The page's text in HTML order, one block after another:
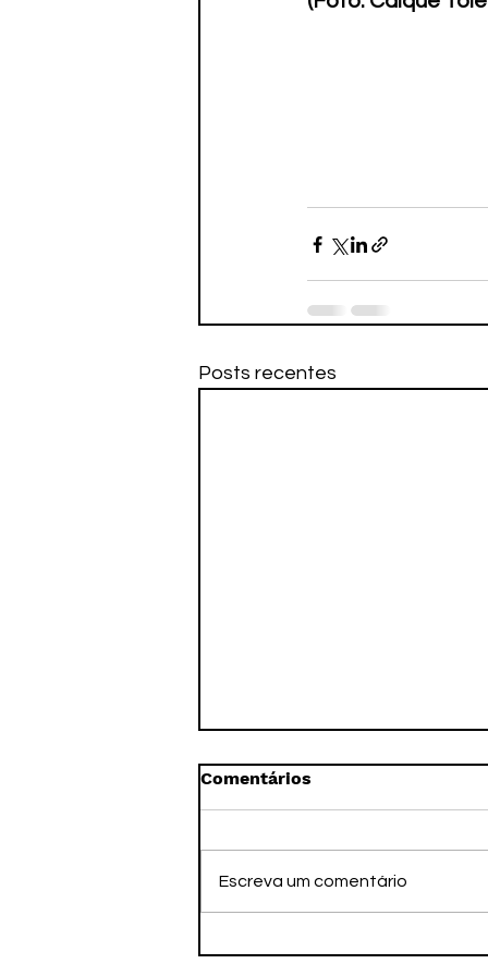
Posts recentes
Comentários
Escreva um comentário